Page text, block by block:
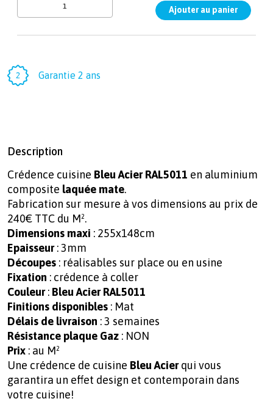
Garantie 2 ans
Description
Crédence cuisine Bleu Acier RAL5011 en aluminium
composite laquée mate.
Fabrication sur mesure à vos dimensions au prix de
240€ TTC du M².
Dimensions maxi : 255x148cm
Epaisseur: 3mm
Découpes : réalisables sur place ou en usine
Fixation : crédence à coller
Couleur: Bleu Acier RAL5011
Finitions disponibles : Mat
Délais de livraison : 3 semaines
Résistance plaque Gaz : NON
Prix : au M²
Une crédence de cuisine Bleu Acierqui vous
garantira un effet design et contemporain dans
votre cuisine!